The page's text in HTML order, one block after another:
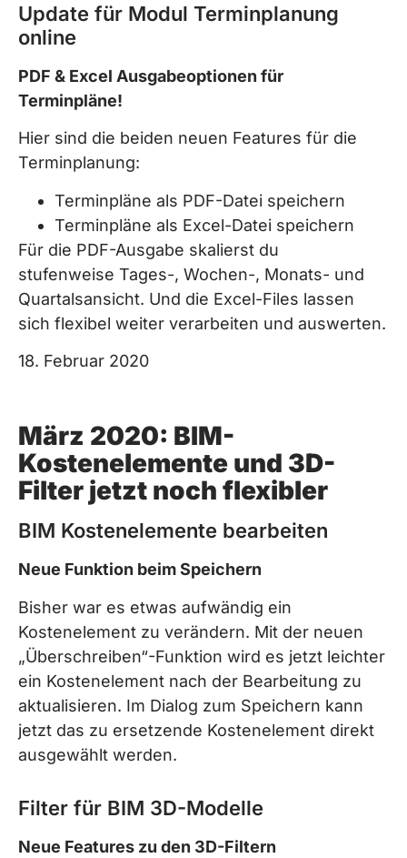
Update für Modul Terminplanung
online
PDF & Excel Ausgabeoptionen für
Terminpläne!
Hier sind die beiden neuen Features für die
Terminplanung:
Terminpläne als PDF-Datei speichern
Terminpläne als Excel-Datei speichern
Für die PDF-Ausgabe skalierst du
stufenweise Tages-, Wochen-, Monats- und
Quartalsansicht. Und die Excel-Files lassen
sich flexibel weiter verarbeiten und auswerten.
18. Februar 2020
März 2020: BIM-
Kostenelemente und 3D-
Filter jetzt noch flexibler
BIM Kostenelemente bearbeiten
Neue Funktion beim Speichern
Bisher war es etwas aufwändig ein
Kostenelement zu verändern. Mit der neuen
„Überschreiben“-Funktion wird es jetzt leichter
ein Kostenelement nach der Bearbeitung zu
aktualisieren. Im Dialog zum Speichern kann
jetzt das zu ersetzende Kostenelement direkt
ausgewählt werden.
Filter für BIM 3D-Modelle
Neue Features zu den 3D-Filtern